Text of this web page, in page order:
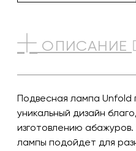
ОПИСАНИЕ
Подвесная лампа Unfold
уникальный дизайн
изготовлению
лампы подойдет для